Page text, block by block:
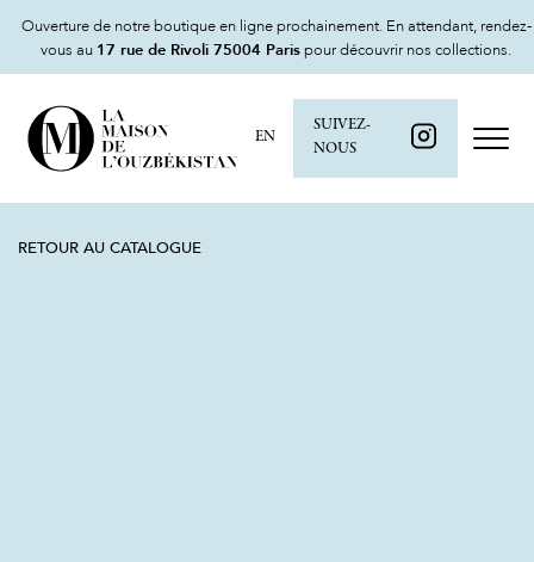
Ouverture de notre boutique en ligne prochainement. En attendant, rendez-
vous au 17 rue de Rivoli 75004 Parispour découvrir nos collections.
EN
SUIVEZ-
NOUS
RETOUR AU CATALOGUE